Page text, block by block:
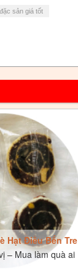
đặc sản giá tốt
Hạt Điều Bến Tre
– Mua làm quà ai